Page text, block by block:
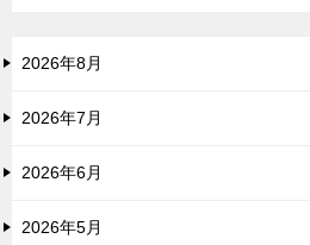
2026年8月
2026年7月
2026年6月
2026年5月